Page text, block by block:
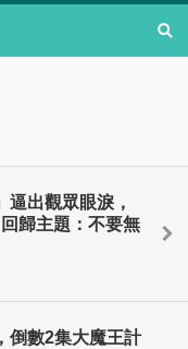
逼出觀眾眼淚，
歸主題：不要無
倒數2集大魔王計